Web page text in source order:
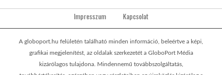
Impresszum Kapcsolat
A globoport.hu felületén található minden információ, beleértve a képi,
grafikai megjelenítést, az oldalak szerkezetét a GloboPort Média
kizárólagos tulajdona. Mindennemű továbbszolgáltatás,